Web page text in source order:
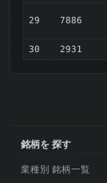
29 7886
30 2931
銘柄を 探す
業種別 銘柄一覧